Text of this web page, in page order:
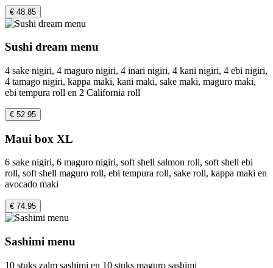
€ 48.85
Sushi dream menu
4 sake nigiri, 4 maguro nigiri, 4 inari nigiri, 4 kani nigiri, 4 ebi nigiri,
4 tamago nigiri, kappa maki, kani maki, sake maki, maguro maki,
ebi tempura roll en 2 California roll
€ 52.95
Maui box XL
6 sake nigiri, 6 maguro nigiri, soft shell salmon roll, soft shell ebi
roll, soft shell maguro roll, ebi tempura roll, sake roll, kappa maki en
avocado maki
€ 74.95
Sashimi menu
10 stuks zalm sashimi en 10 stuks maguro sashimi